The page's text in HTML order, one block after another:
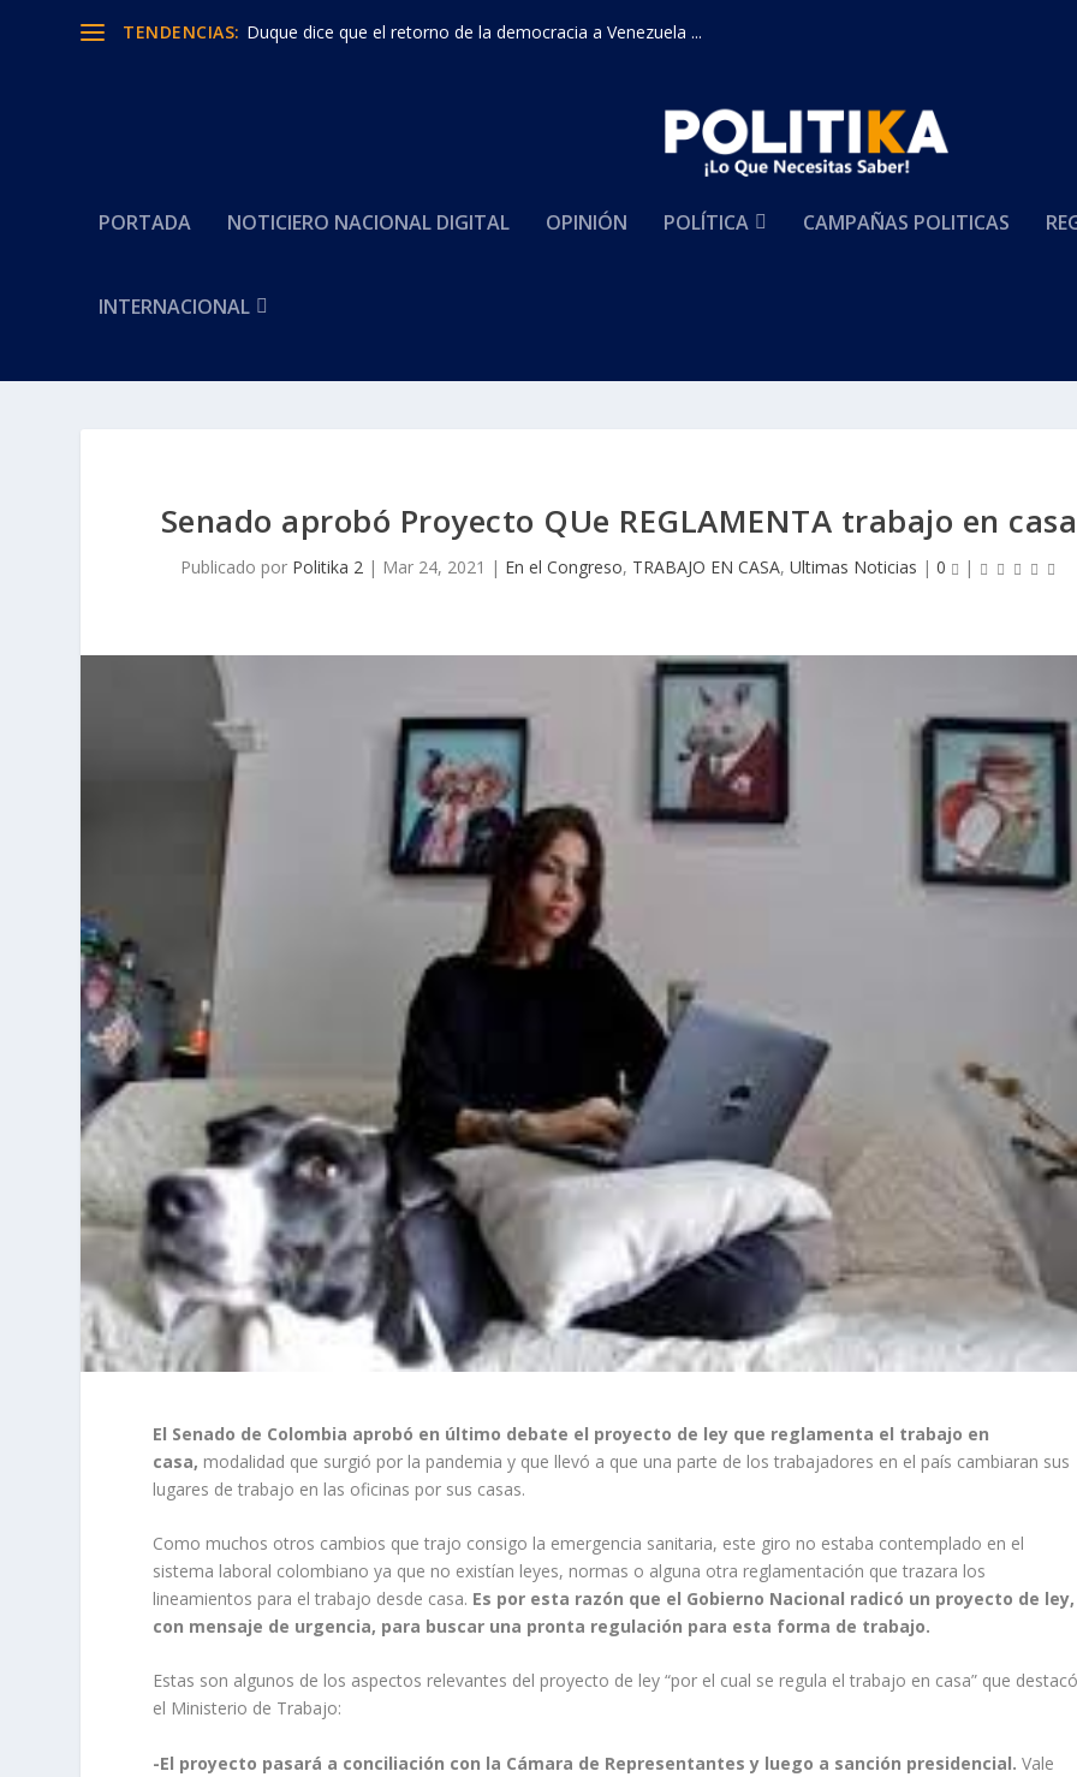
TENDENCIAS: Duque dice que el retorno de la democracia a Venezuela ...
PORTADA NOTICIERO NACIONAL DIGITAL OPINIÓN POLÍTICA CAMPAÑAS POLITICAS
INTERNACIONAL
Senado aprobó Proyecto QUe REGLAMENTA trabajo en casa
Publicado por Politika 2| Mar 24, 2021 | En el Congreso, TRABAJO EN CASA, Ultimas Noticias | 0 |
El Senado de Colombia aprobó en último debate el proyecto de ley que reglamenta el trabajo en
casa, modalidad que surgió por la pandemia y que llevó a que una parte de los trabajadores en el país cambiaran sus
lugares de trabajo en las oficinas por sus casas.
Como muchos otros cambios que trajo consigo la emergencia sanitaria, este giro no estaba contemplado en el
sistema laboral colombiano ya que no existían leyes, normas o alguna otra reglamentación que trazara los
lineamientos para el trabajo desde casa. Es por esta razón que el Gobierno Nacional radicó un proyecto de ley,
con mensaje de urgencia, para buscar una pronta regulación para esta forma de trabajo.
Estas son algunos de los aspectos relevantes del proyecto de ley “por el cual se regula el trabajo en casa” que destacó
el Ministerio de Trabajo:
-El proyecto pasará a conciliación con la Cámara de Representantes y luego a sanción presidencial.Vale